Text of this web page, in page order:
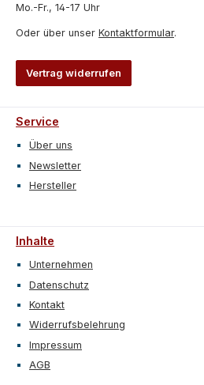
Mo.-Fr., 14-17 Uhr
Oder über unser Kontaktformular.
Vertrag widerrufen
Service
Über uns
Newsletter
Hersteller
Inhalte
Unternehmen
Datenschutz
Kontakt
Widerrufsbelehrung
Impressum
AGB